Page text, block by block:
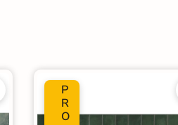
P
R
O